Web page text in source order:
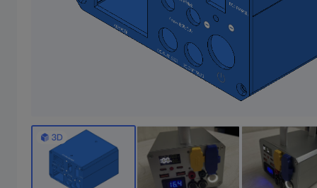
0/10成团
2寸1.1蓝牙小音响